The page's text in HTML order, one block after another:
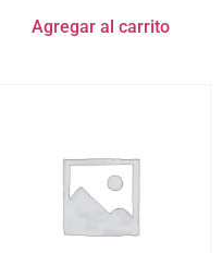
Agregar al carrito